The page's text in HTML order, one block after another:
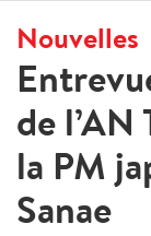
Nouvelles
de
la PM
Sanae